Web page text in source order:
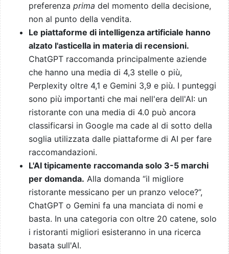
preferenza prima del momento della decisione,
non al punto della vendita.
Le piattaforme di intelligenza artificiale hanno
alzato l'asticella in materia di recensioni.
ChatGPT raccomanda principalmente aziende
che hanno una media di 4,3 stelle o più,
Perplexity oltre 4,1 e Gemini 3,9 e più. I punteggi
sono più importanti che mai nell'era dell'AI: un
ristorante con una media di 4.0 può ancora
classificarsi in Google ma cade al di sotto della
soglia utilizzata dalle piattaforme di AI per fare
raccomandazioni.
L'AI tipicamente raccomanda solo 3-5 marchi
per domanda. Alla domanda “il migliore
ristorante messicano per un pranzo veloce?”,
ChatGPT o Gemini fa una manciata di nomi e
basta. In una categoria con oltre 20 catene, solo
i ristoranti migliori esisteranno in una ricerca
basata sull'AI.